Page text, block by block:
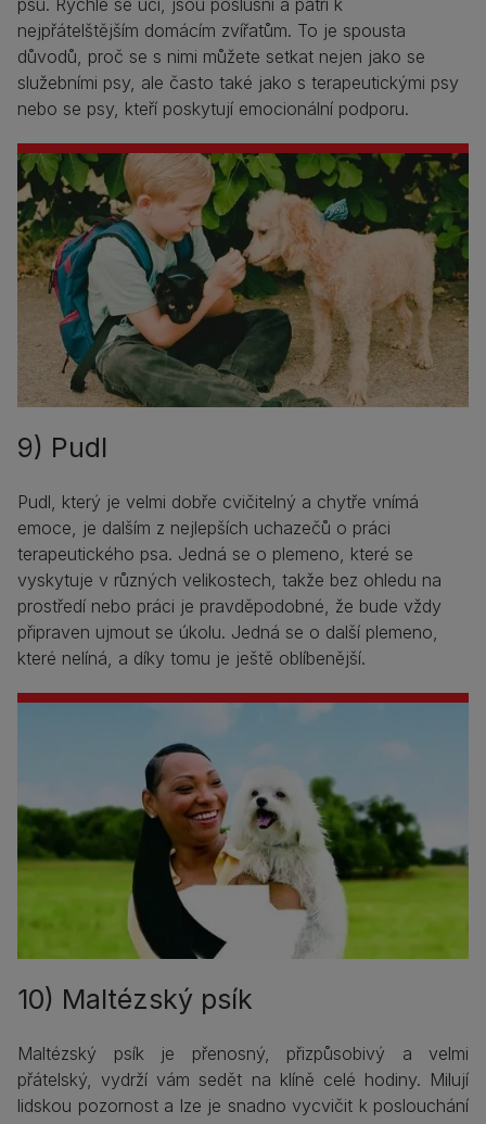
nejpřátelštějším domácím zvířatům. To je spousta
důvodů, proč se s nimi můžete setkat nejen jako se
služebními psy, ale často také jako s terapeutickými psy
nebo se psy, kteří poskytují emocionální podporu.
9) Pudl
Pudl, který je velmi dobře cvičitelný a chytře vnímá
emoce, je dalším z nejlepších uchazečů o práci
terapeutického psa. Jedná se o plemeno, které se
vyskytuje v různých velikostech, takže bez ohledu na
prostředí nebo práci je pravděpodobné, že bude vždy
připraven ujmout se úkolu. Jedná se o další plemeno,
které nelíná, a díky tomu je ještě oblíbenější.
10) Maltézský psík
Maltézský psík je přenosný, přizpůsobivý a velmi
přátelský, vydrží vám sedět na klíně celé hodiny. Milují
lidskou pozornost a lze je snadno vycvičit k poslouchání